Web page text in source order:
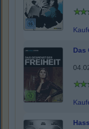
Das